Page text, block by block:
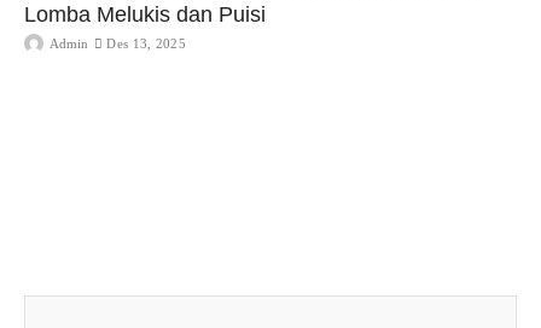
Lomba Melukis dan Puisi
Admin Des 13, 2025